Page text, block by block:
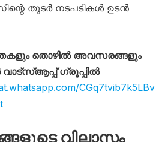
തുടർ നടപടികൾ ഉടൻ
തൊഴിൽ അവസരങ്ങളും
ഗ്രൂപ്പിൽ
CGq7tvib7k5LBv
വിലാസം